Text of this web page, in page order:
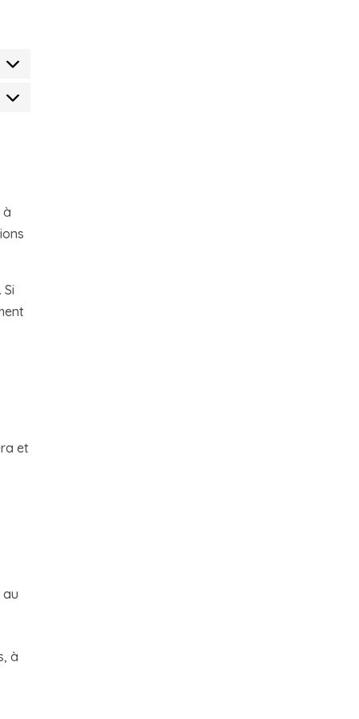
Statistiques
à
et
à